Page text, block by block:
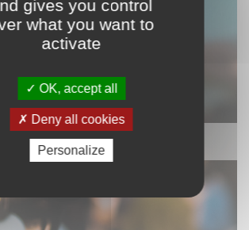
SONORISATION
gives you control
what you want to
activate
OK, accept all
Deny all cookies
Personalize